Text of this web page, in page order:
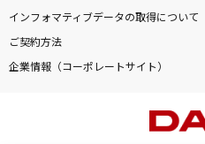
インフォマティブデータの取得について
ご契約方法
企業情報（コーポレートサイト）